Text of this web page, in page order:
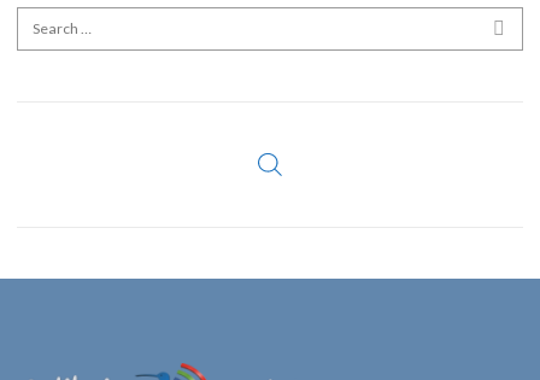
Search for: